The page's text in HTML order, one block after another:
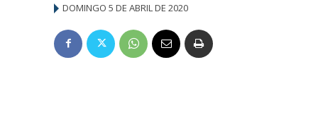
DOMINGO 5 DE ABRIL DE 2020